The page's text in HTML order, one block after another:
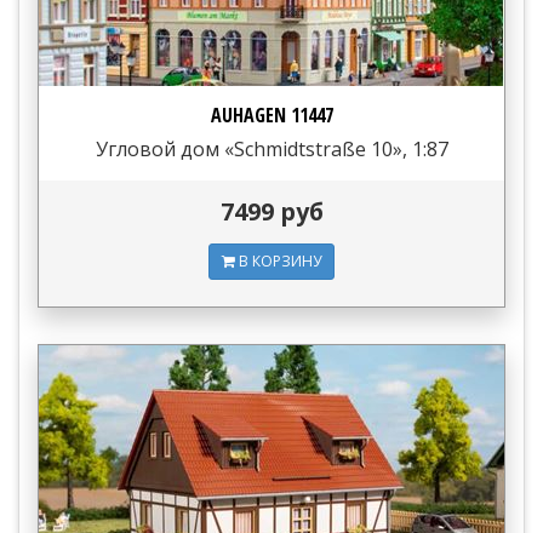
AUHAGEN 11447
Угловой дом «Schmidtstraße 10», 1:87
7499 руб
В КОРЗИНУ